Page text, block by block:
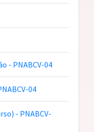
- PNABCV-04
04
- PNABCV-